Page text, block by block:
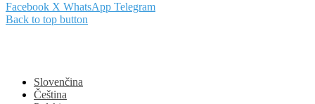
Facebook X WhatsApp Telegram
Back to top button
Slovenčina
Čeština